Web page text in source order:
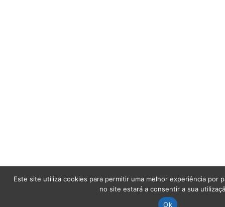
Este site utiliza cookies para permitir uma melhor experiência por
no site estará a consentir a sua
Ok